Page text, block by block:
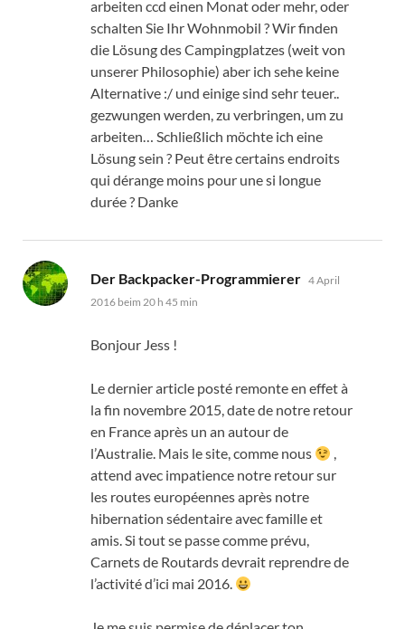
arbeiten ccd einen Monat oder mehr, oder
schalten Sie Ihr Wohnmobil ? Wir finden
die Lösung des Campingplatzes (weit von
unserer Philosophie) aber ich sehe keine
Alternative :/ und einige sind sehr teuer..
gezwungen werden, zu verbringen, um zu
arbeiten… Schließlich möchte ich eine
Lösung sein ? Peut être certains endroits
qui dérange moins pour une si longue
durée? Danke
Der Backpacker-Programmierer sagt:
4 April
2016 beim 20 h 45 min
Bonjour Jess !
Le dernier article posté remonte en effet à
la fin novembre 2015,date de notre retour
en France après un an autour de
l’Australie. Mais le site,comme nous
,
attend avec impatience notre retour sur
les routes européennes après notre
hibernation sédentaire avec famille et
amis.Si tout se passe comme prévu,
Carnets de Routards devrait reprendre de
l’activité d’ici mai 2016.